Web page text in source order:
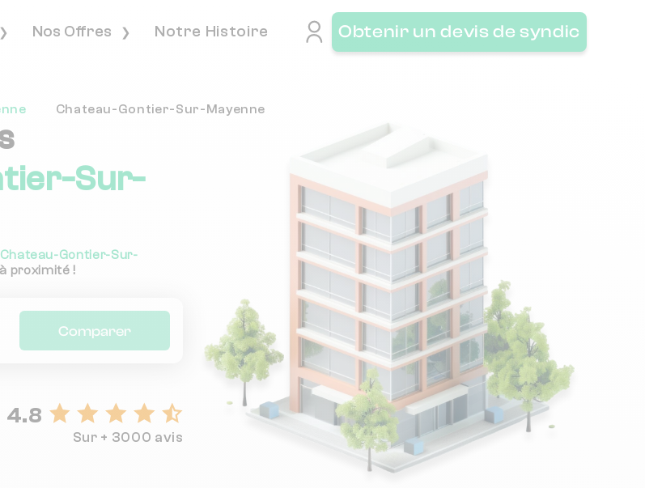
Nos Offres Notre Histoire Obtenir un devis de syndic
Chateau-Gontier-Sur-Mayenne
Sur-
Gontier-Sur-
proximité !
Comparer
4.8
Sur + 3000 avis